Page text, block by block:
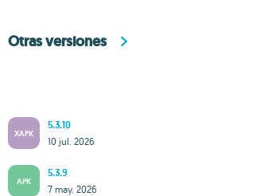
Otras versiones
XAPK
5.3.10
10 jul. 2026
APK
5.3.9
7 may. 2026